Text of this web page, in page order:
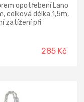
opotřebení Lano
celková délka 1,5m,
zatížení při
285 Kč